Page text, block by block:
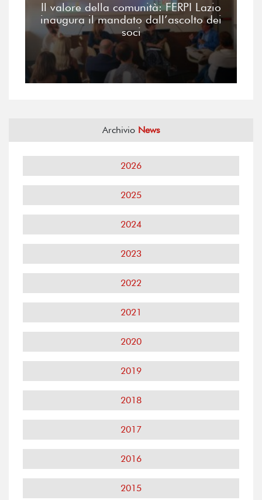
Il valore della comunità: FERPI Lazio
inaugura il mandato dall’ascolto dei
soci
Archivio News
2026
2025
2024
2023
2022
2021
2020
2019
2018
2017
2016
2015